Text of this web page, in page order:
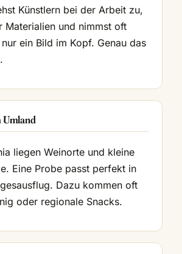
Künstlern bei der Arbeit zu,
Materialien und nimmst oft
ein Bild im Kopf. Genau das
Umland
liegen Weinorte und kleine
Eine Probe passt perfekt in
Dazu kommen oft
oder regionale Snacks.